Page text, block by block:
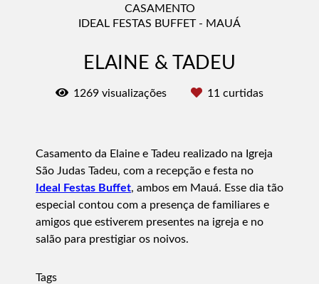
CASAMENTO
IDEAL FESTAS BUFFET - MAUÁ
ELAINE & TADEU
1269 visualizações 11 curtidas
Casamento da Elaine e Tadeu realizado na Igreja
São Judas Tadeu, com a recepção e festa no
Ideal Festas Buffet, ambos em Mauá. Esse dia tão
especial contou com a presença de familiares e
amigos que estiverem presentes na igreja e no
salão para prestigiar os noivos.
Tags